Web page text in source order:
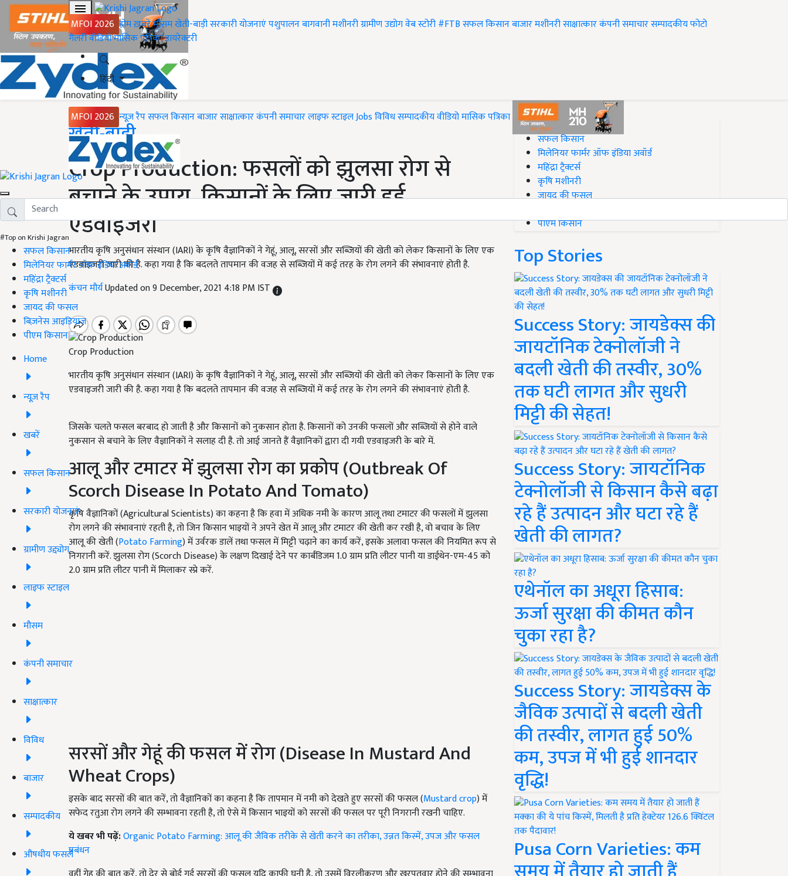
MFOI 2026 होमख़बरेंमौसमखेती-बाड़ीसरकारी योजनाएंपशुपालनबागवानीमशीनरीग्रामीण उद्योगवेब स्टोरी#FTBसफल किसानबाजारमशीनरीसाक्षात्कारकंपनी समाचारसम्पादकीयफोटो
गैलरीवीडियोमासिक पत्रिकाडायरेक्टरी
हिंदी
MFOI 2026 न्यूज़ रैपसफल किसानबाजारसाक्षात्कारकंपनी समाचारलाइफ स्टाइलJobsविविधसम्पादकीयवीडियोमासिक पत्रिका
#Top on Krishi Jagran
सफल किसान
मिलेनियर फार्मर ऑफ इंडिया अवॉर्ड
महिंद्रा ट्रैक्टर्स
कृषि मशीनरी
जायद की फसल
बिज़नेस आइडियाज
पीएम किसान
Home
न्यूज़ रैप
खबरें
सफल किसान
सरकारी योजनाएं
ग्रामीण उद्द्योग
लाइफ स्टाइल
मौसम
कंपनी समाचार
साक्षात्कार
विविध
बाजार
सम्पादकीय
औषधीय फसलें
Home
खेती-बाड़ी
Crop Production: फसलों को झुलसा रोग से
बचाने के उपाय, किसानों के लिए जारी हुई
एडवाइजरी
भारतीय कृषि अनुसंधान संस्थान (IARI) के कृषि वैज्ञानिकों ने गेहूं, आलू, सरसों और सब्जियों की खेती को लेकर किसानों के लिए एक
एडवाइजरी जारी की है. कहा गया है कि बदलते तापमान की वजह से सब्जियों में कई तरह के रोग लगने की संभावनाएं होती है.
कंचन मौर्यUpdated on 9 December, 2021 4:18 PM IST
Crop Production
भारतीय कृषि अनुसंधान संस्थान (IARI) के कृषि वैज्ञानिकों ने गेहूं, आलू, सरसों और सब्जियों की खेती को लेकर किसानों के लिए एक
एडवाइजरी जारी की है. कहा गया है कि बदलते तापमान की वजह से सब्जियों में कई तरह के रोग लगने की संभावनाएं होती है.
जिसके चलते फसल बरबाद हो जाती है और किसानों को नुकसान होता है. किसानों को उनकी फसलों और सब्जियों से होने वाले
नुकसान से बचाने के लिए वैज्ञानिकों ने सलाह दी है. तो आई जानते हैं वैज्ञानिकों द्वारा दी गयी एडवाइजरी के बारे में.
आलू और टमाटर में झुलसा रोग का प्रकोप (Outbreak Of
Scorch Disease In Potato And Tomato)
कृषि वैज्ञानिकों (Agricultural Scientists) का कहना है कि हवा में अधिक नमी के कारण आलू तथा टमाटर की फसलों में झुलसा
रोग लगने की संभावनाएं रहती है, तो जिन किसान भाइयों ने अपने खेत में आलू और टमाटर की खेती कर रखी है, वो बचाव के लिए
आलू की खेती (Potato Farming) में उर्वरक डालें तथा फसल में मिट्टी चढ़ाने का कार्य करें, इसके अलावा फसल की नियमित रूप से
निगरानी करें. झुलसा रोग (Scorch Disease) के लक्षण दिखाई देने पर कार्बंडिजम 1.0 ग्राम प्रति लीटर पानी या डाईथेन-एम-45 को
2.0 ग्राम प्रति लीटर पानी में मिलाकर स्प्रे करें.
सरसों और गेहूं की फसल में रोग (Disease In Mustard And
Wheat Crops)
इसके बाद सरसों की बात करें, तो वैज्ञानिकों का कहना है कि तापमान में नमी को देखते हुए सरसों की फसल (Mustard crop) में
सफेद रतुआ रोग लगने की सम्भावना रहती है, तो ऐसे में किसान भाइयों को सरसों की फसल पर पूरी निगरानी रखनी चाहिए.
ये खबर भी पढ़ें:Organic Potato Farming: आलू की जैविक तरीके से खेती करने का तरीका, उन्नत किस्में, उपज और फसल
प्रबंधन
#Top on Krishi Jagran
सफल किसान
मिलेनियर फार्मर ऑफ इंडिया अवॉर्ड
महिंद्रा ट्रैक्टर्स
कृषि मशीनरी
जायद की फसल
पीएम किसान
Top Stories
Success Story: जायडेक्स की
जायटॉनिक टेक्नोलॉजी ने
बदली खेती की तस्वीर, 30%
तक घटी लागत और सुधरी
मिट्टी की सेहत!
Success Story: जायटॉनिक
टेक्नोलॉजी से किसान कैसे बढ़ा
रहे हैं उत्पादन और घटा रहे हैं
खेती की लागत?
एथेनॉल का अधूरा हिसाब:
ऊर्जा सुरक्षा की कीमत कौन
चुका रहा है?
Success Story: जायडेक्स के
जैविक उत्पादों से बदली खेती
की तस्वीर, लागत हुई 50%
कम, उपज में भी हुई शानदार
वृद्धि!
Pusa Corn Varieties: कम